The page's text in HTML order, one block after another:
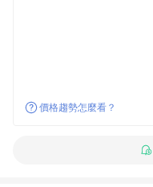
價格趨勢怎麼看？